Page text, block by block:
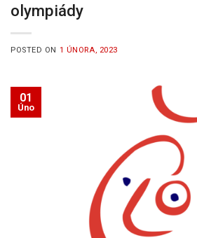
olympiády
POSTED ON 1 ÚNORA, 2023
01
Úno